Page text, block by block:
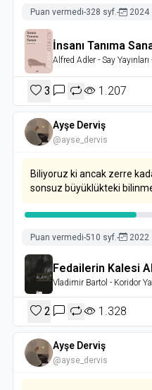
Puan vermedi-328 syf.- 2024
İnsanı Tanıma
Alfred Adler - Say Yayınları
3 1.207
Ayşe Derviş
@ayse_dervis
Biliyoruz ki ancak zerre
sonsuz büyüklükteki
Puan vermedi-510 syf.- 2022
Fedailerin Kalesi
Vladimir Bartol - Koridor
2 1.328
Ayşe Derviş
@ayse_dervis